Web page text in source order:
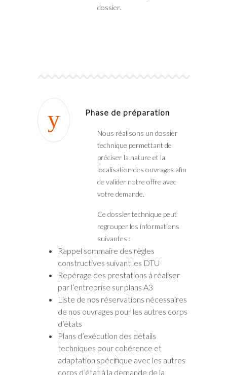
dossier.
Phase de préparation
Nous réalisons un dossier
technique permettant de
préciser la nature et la
localisation des ouvrages afin
de valider notre offre avec
votre demande.
Ce dossier technique peut
regrouper les informations
suivantes :
Rappel sommaire des règles
constructives suivant les DTU
Repérage des prestations à réaliser
par l’entreprise sur plans A3
Liste de nos réservations nécessaires
de nos ouvrages pour les autres corps
d’états
Plans d’exécution des détails
techniques pour cohérence et
adaptation spécifique avec les autres
corps d’état à la demande de la